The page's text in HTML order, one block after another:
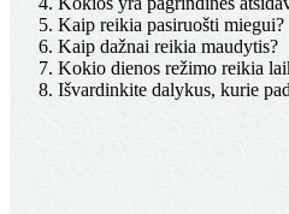
Kaip reikia pasiruošti miegui?
Kaip dažnai reikia maudytis?
Kokio dienos režimo reikia
Išvardinkite dalykus, kurie